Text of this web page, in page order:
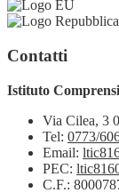
Contatti
Istituto
Via Cilea, 3
Tel: 0773/
Email:
PEC:
C.F.: